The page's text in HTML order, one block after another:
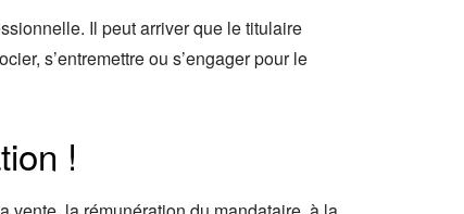
Il peut arriver que le titulaire
s’entremettre ou s’engager pour le
!